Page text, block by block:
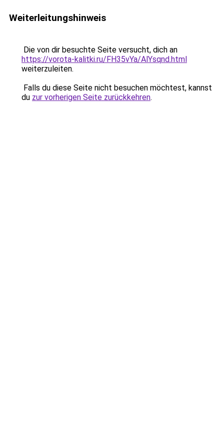
Weiterleitungshinweis
Die von dir besuchte Seite versucht, dich an
https://vorota-kalitki.ru/FH35vYa/AlYsqnd.html
weiterzuleiten.
Falls du diese Seite nicht besuchen möchtest, kannst
du zur vorherigen Seite zurückkehren.